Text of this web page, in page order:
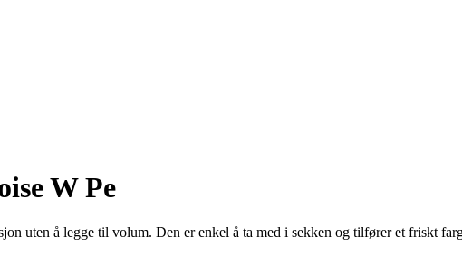
W Pe
uten å legge til volum. Den er enkel å ta med i sekken og tilfører et friskt